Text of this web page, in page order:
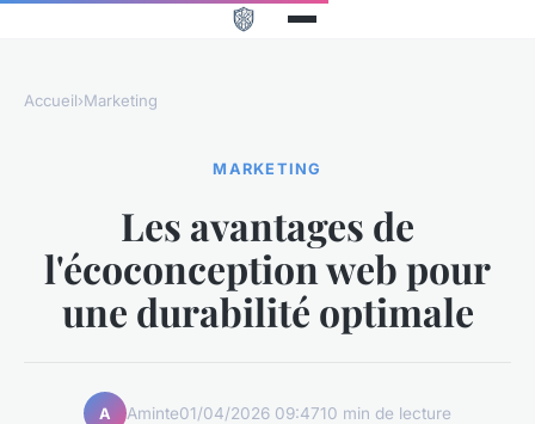
Accueil›Marketing
MARKETING
Les avantages de
l'écoconception web pour
une durabilité optimale
A Aminte01/04/2026 09:4710 min de lecture